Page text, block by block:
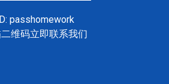
ID: passhomework
维码立即联系我们